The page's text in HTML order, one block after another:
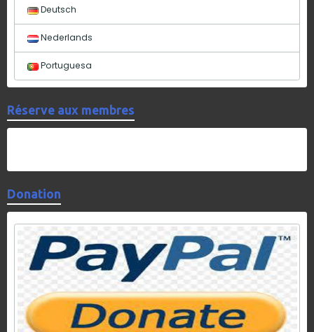
Deutsch
Nederlands
Portuguesa
Réserve aux membres
Donation